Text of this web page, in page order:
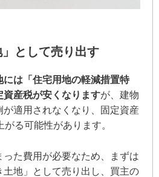
」として売り出す
は「住宅用地の軽減措置特
産税が安くなりますが、建物
が適用されなくなり、固定資産
る可能性があります。
た費用が必要なため、まずは
地」として売り出し、買主の